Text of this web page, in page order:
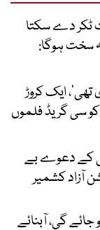
ٹکر دے سکتا
سخت ہوگا:
ایک کروڑ
سی گریڈ فلموں
کے دعوے بے
آزاد کشمیر
گی، آبنائے